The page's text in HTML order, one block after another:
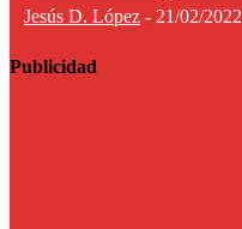
Jesús D. López - 21/02/2022
Publicidad